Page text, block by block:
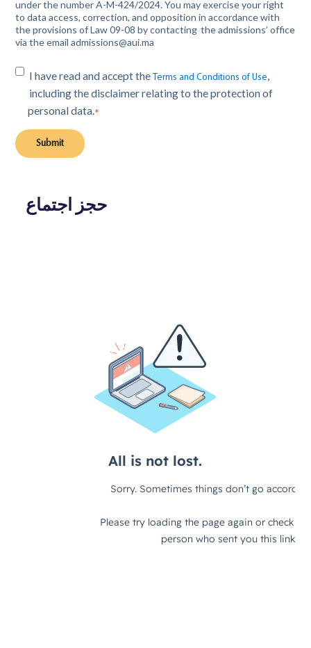
under the number A-M-424/2024. You may exercise your right
to data access, correction, and opposition in accordance with
the provisions of Law 09-08 by contacting the admissions’ office
via the email admissions@aui.ma
I have read and accept the Terms and Conditions of Use
including the disclaimer relating to the protection of
personal data.*
حجز اجتماع